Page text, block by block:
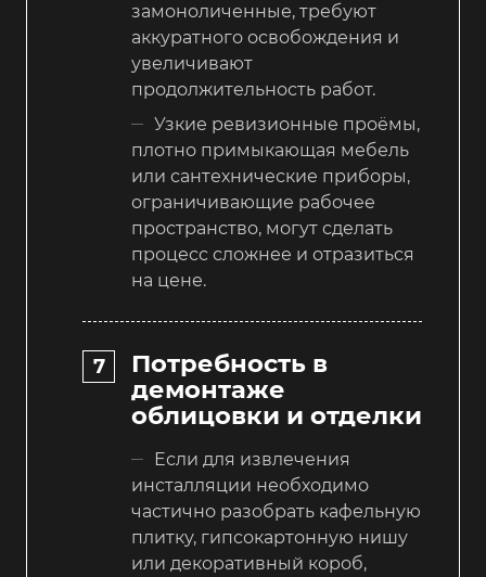
замоноличенные, требуют
аккуратного освобождения и
увеличивают
продолжительность работ.
Узкие ревизионные проёмы,
плотно примыкающая мебель
или сантехнические приборы,
ограничивающие рабочее
пространство, могут сделать
процесс сложнее и отразиться
на цене.
Потребность в
демонтаже
облицовки и отделки
Если для извлечения
инсталляции необходимо
частично разобрать кафельную
плитку, гипсокартонную нишу
или декоративный короб,